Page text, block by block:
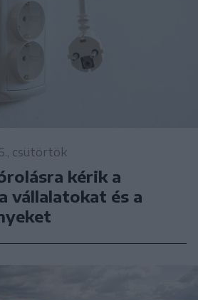
csütörtök
kérik a
vállalatokat és a